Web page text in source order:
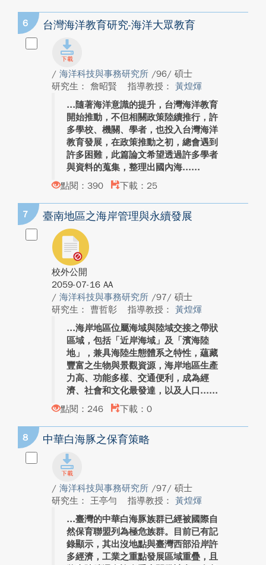
6 台灣海洋教育研究-海洋大眾教育
/ 海洋科技與事務研究所 /96/ 碩士
研究生： 詹昭賢
指導教授： 黃煌煇
隨著海洋意識的提升，台灣海洋教育
開始推動，不但相關政策陸續推行，許
多學校、機關、學者，也投入台灣海洋
教育發展，在政策推動之初，總會遇到
許多困難，此篇論文希望透過許多學者
與資料的蒐集，整理出國內海...
點閱：390
下載：25
7 臺南地區之海岸管理與永續發展
校外公開
2059-07-16 AA
/ 海洋科技與事務研究所 /97/ 碩士
研究生： 曹哲彰
指導教授： 黃煌煇
海岸地區位屬海域與陸域交接之帶狀
區域，包括「近岸海域」及「濱海陸
地」，兼具海陸生態體系之特性，蘊藏
豐富之生物與景觀資源，海岸地區生產
力高、功能多樣、交通便利，成為經
濟、社會和文化最發達，以及人口...
點閱：246
下載：0
8 中華白海豚之保育策略
/ 海洋科技與事務研究所 /97/ 碩士
研究生： 王亭勻
指導教授： 黃煌煇
臺灣的中華白海豚族群已經被國際自
然保育聯盟列為極危族群。目前已有記
錄顯示，其出沒地點與臺灣西部沿岸許
多經濟，工業之重點發展區域重疊，且